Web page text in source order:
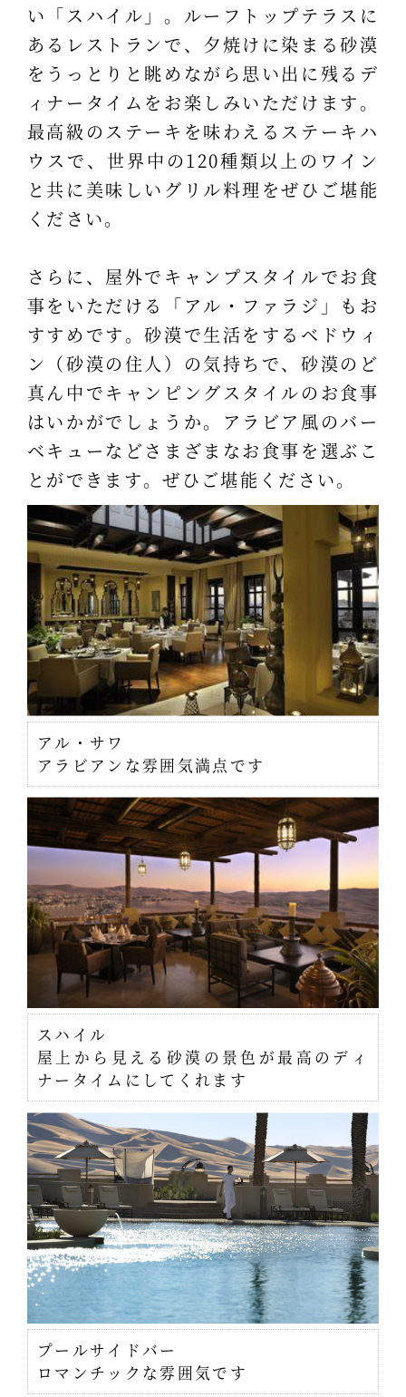
い「スハイル」。ルーフトップテラスに
あるレストランで、夕焼けに染まる砂漠
をうっとりと眺めながら思い出に残るデ
ィナータイムをお楽しみいただけます。
最高級のステーキを味わえるステーキハ
ウスで、世界中の120種類以上のワイン
と共に美味しいグリル料理をぜひご堪能
ください。
さらに、屋外でキャンプスタイルでお食
事をいただける「アル・ファラジ」もお
すすめです。砂漠で生活をするベドウィ
ン（砂漠の住人）の気持ちで、砂漠のど
真ん中でキャンピングスタイルのお食事
はいかがでしょうか。アラビア風のバー
ベキューなどさまざまなお食事を選ぶこ
とができます。ぜひご堪能ください。
アル・サワ
アラビアンな雰囲気満点です
スハイル
屋上から見える砂漠の景色が最高のディ
ナータイムにしてくれます
プールサイドバー
ロマンチックな雰囲気です